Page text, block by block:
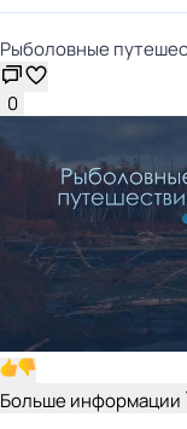
Рыболовные
0
Больше информации